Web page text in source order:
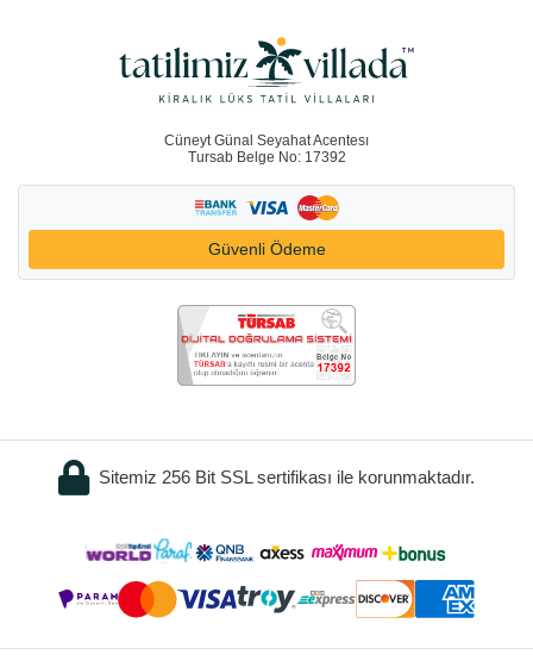
Cüneyt Günal Seyahat Acentesı
Tursab Belge No: 17392
Güvenli Ödeme
Sitemiz 256 Bit SSL sertifikası ile korunmaktadır.